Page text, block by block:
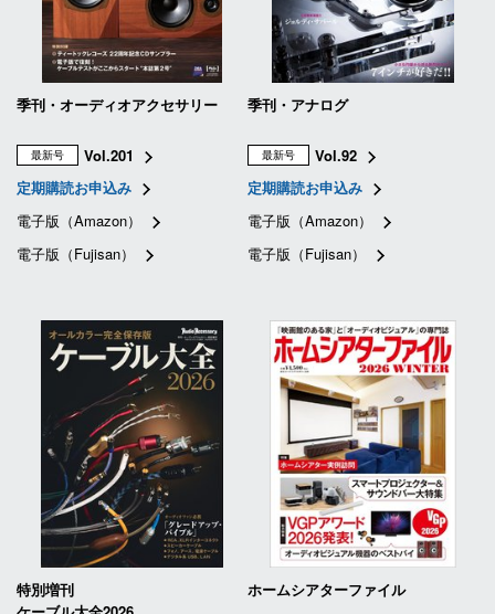
季刊・オーディオアクセサリー
最新号
Vol.201
定期購読お申込み
電子版（Amazon）
電子版（Fujisan）
季刊・アナログ
最新号
Vol.92
定期購読お申込み
電子版（Amazon）
電子版（Fujisan）
特別増刊
ホームシアターファイル